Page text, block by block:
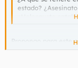
estado?
¿Holocausto
Propongo para este
españoles la